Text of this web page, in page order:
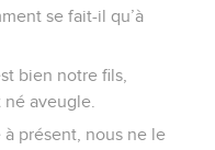
se fait-il qu’à
bien notre fils,
aveugle.
à présent, nous ne le